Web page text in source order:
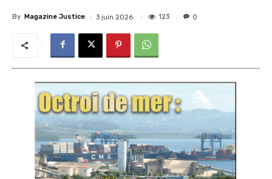
By Magazine Justice 3 juin 2026 123 0